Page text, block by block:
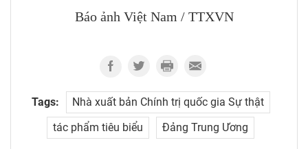
Báo ảnh Việt Nam / TTXVN
Tags:
Nhà xuất bản Chính trị quốc gia Sự thật
tác phẩm tiêu biểu
Đảng Trung Ương